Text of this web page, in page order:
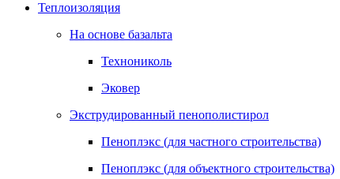
Теплоизоляция
На основе базальта
Технониколь
Эковер
Экструдированный пенополистирол
Пеноплэкс (для частного строительства)
Пеноплэкс (для объектного строительства)